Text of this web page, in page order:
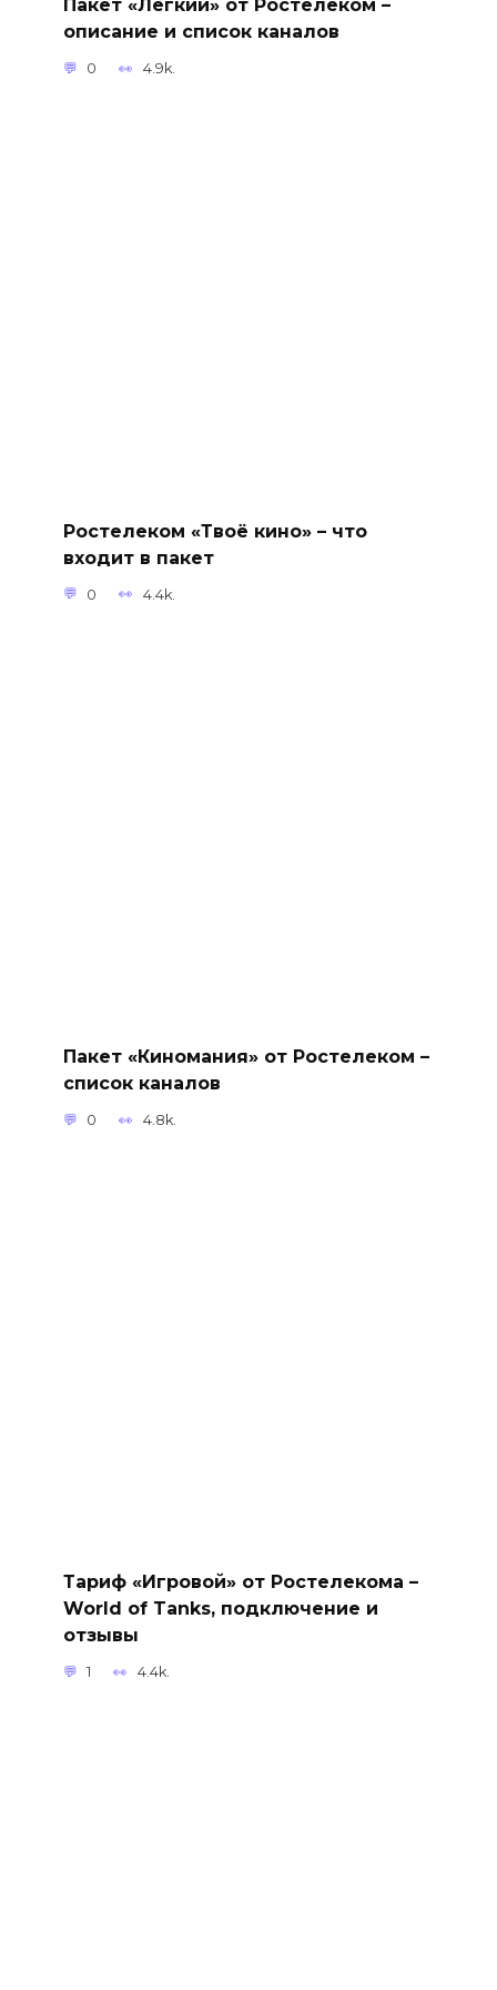
Пакет «Лёгкий» от Ростелеком –
описание и список каналов
0 4.9k.
Ростелеком «Твоё кино» – что
входит в пакет
0 4.4k.
Пакет «Киномания» от Ростелеком –
список каналов
0 4.8k.
Тариф «Игровой» от Ростелекома –
World of Tanks, подключение и
отзывы
1 4.4k.